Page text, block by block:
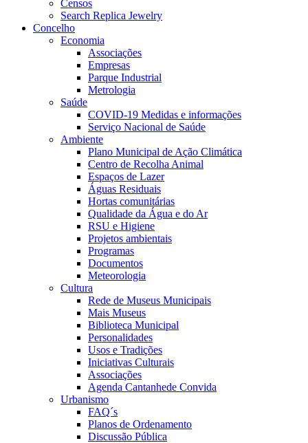
Censos
Search Replica Jewelry
Concelho
Economia
Associações
Empresas
Parque Industrial
Metrologia
Saúde
COVID-19 Medidas e informações
Serviço Nacional de Saúde
Ambiente
Plano Municipal de Ação Climática
Centro de Recolha Animal
Espaços de Lazer
Águas Residuais
Hortas comunitárias
Qualidade da Água e do Ar
RSU e Higiene
Projetos ambientais
Programas
Documentos
Meteorologia
Cultura
Rede de Museus Municipais
Mais Museus
Biblioteca Municipal
Personalidades
Usos e Tradições
Iniciativas Culturais
Associações
Agenda Cantanhede Convida
Urbanismo
FAQ´s
Planos de Ordenamento
Discussão Pública